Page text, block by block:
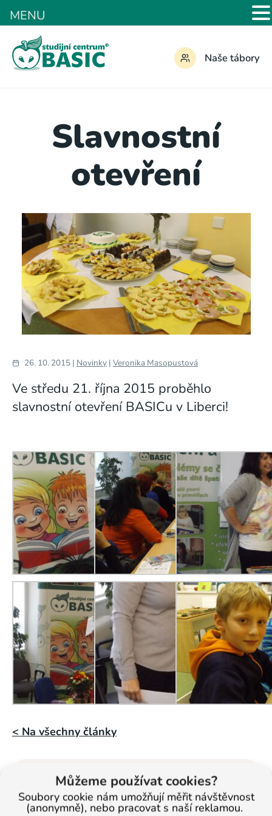
Můžeme používat cookies?
Soubory cookie nám umožňují měřit návštěvnost
(anonymně), nebo pracovat s naší reklamou.
Naše tábory
Slavnostní
otevření
26. 10. 2015 | Novinky | Veronika Masopustová
Ve středu 21. října 2015 proběhlo
slavnostní otevření BASICu v Liberci!
< Na všechny články
Veronika
Masopustová
MENU